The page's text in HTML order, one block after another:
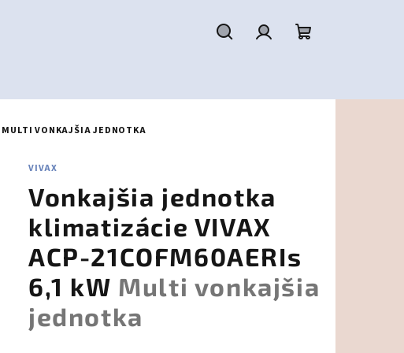
košík
MULTI VONKAJŠIA JEDNOTKA
VIVAX
Vonkajšia jednotka
klimatizácie VIVAX
ACP-21COFM60AERIs
6,1 kW Multi vonkajšia
jednotka